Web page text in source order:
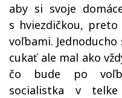
aby si svoje
s hviezdičkou,
voľbami.
cukať ale mal ako
čo bude po
socialistka v